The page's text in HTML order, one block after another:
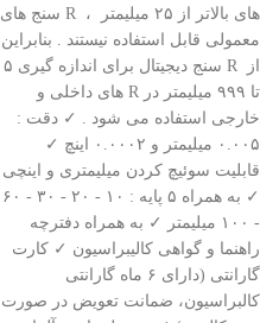
های بالاتر از ۲۵ میلیمتر ، R سنج های
معمولی قابل استفاده نیستند . بنابراین
از R سنج دیجیتال برای اندازه گیری ۵
تا ۹۹۹ میلیمتر در R های داخلی و
خارجی استفاده می شود . ✓ دقت :
۰.۰۰۵ میلیمتر و ۰.۰۰۰۲ اینچ ✓
قابلیت سوئیچ کردن میلیمتری و اینچی
✓ به همراه ۵ پایه : ۱۰ - ۲۰ - ۳۰ - ۶۰
- ۱۰۰ میلیمتر ✓ به همراه دفترچه
راهنما و گواهی کالیبراسیون ✓ کارت
گارانتی (دارای ۶ ماه گارانتی
کالبراسیون، ضمانت تعویض در صورت